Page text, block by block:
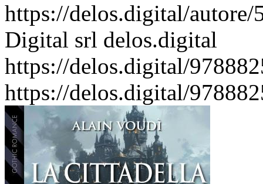
https://delos.digital/
Digital srl delos.digital
https://delos.digital/
https://delos.digital/